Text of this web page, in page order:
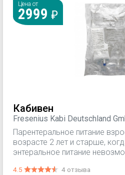
Цена от
2999
Кабивен
Fresenius Kabi Deutschland
Парентеральное питание
возрасте 2 лет и старше,
энтеральное питание
4.5 4 отзыва